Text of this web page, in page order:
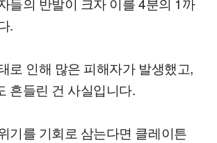
.
로 인해 많은 피해자가 발생했고,
흔들린 건 사실입니다.
기를 기회로 삼는다면 클레이튼